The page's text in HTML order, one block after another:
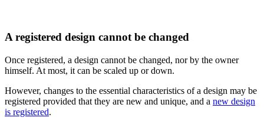
A registered design cannot be changed
Once registered, a design cannot be changed, nor by the owner
himself. At most, it can be scaled up or down.
However, changes to the essential characteristics of a design may be
registered provided that they are new and unique, and a new design
is registered.